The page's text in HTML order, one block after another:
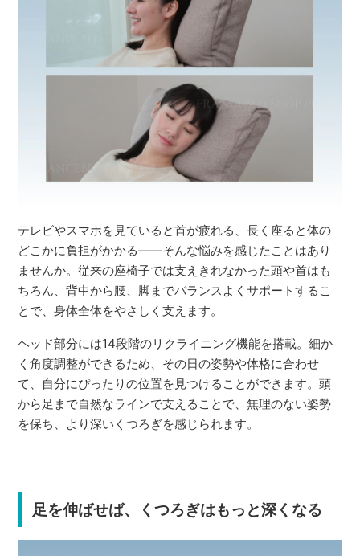
テレビやスマホを見ていると首が疲れる、長く座ると体の
どこかに負担がかかる――そんな悩みを感じたことはあり
ませんか。従来の座椅子では支えきれなかった頭や首はも
ちろん、背中から腰、脚までバランスよくサポートするこ
とで、身体全体をやさしく支えます。
ヘッド部分には14段階のリクライニング機能を搭載。細か
く角度調整ができるため、その日の姿勢や体格に合わせ
て、自分にぴったりの位置を見つけることができます。頭
から足まで自然なラインで支えることで、無理のない姿勢
を保ち、より深いくつろぎを感じられます。
足を伸ばせば、くつろぎはもっと深くなる